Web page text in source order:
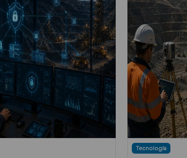
Tecnología